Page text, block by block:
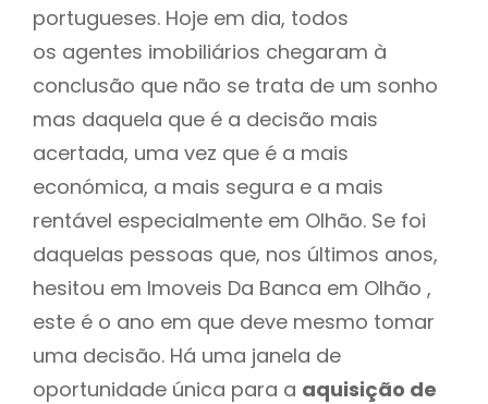
portugueses. Hoje em dia, todos
os agentes imobiliários chegaram à
conclusão que não se trata de um sonho
mas daquela que é a decisão mais
acertada, uma vez que é a mais
económica, a mais segura e a mais
rentável especialmente em Olhão. Se foi
daquelas pessoas que, nos últimos anos,
hesitou em Imoveis Da Banca em Olhão ,
este é o ano em que deve mesmo tomar
uma decisão. Há uma janela de
oportunidade única para a aquisição de